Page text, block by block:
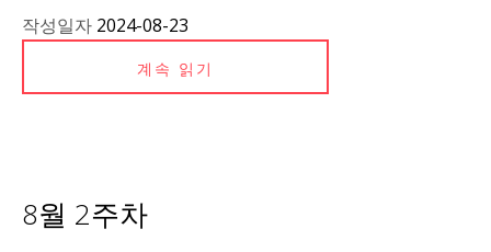
작성일자 2024-08-23
계속 읽기
8월 2주차